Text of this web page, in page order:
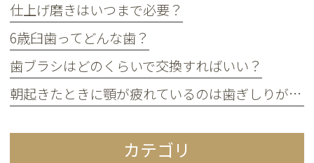
仕上げ磨きはいつまで必要？
6歳臼歯ってどんな歯？
歯ブラシはどのくらいで交換すればいい？
朝起きたときに顎が疲れているのは歯ぎしりが原因？
カテゴリ